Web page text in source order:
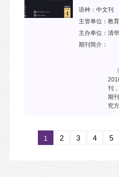
国
点
语种： 中文刊
主管单位： 教
主办单位： 清
期刊简介：
刊
期
究
养
才
1 2 3 4 5